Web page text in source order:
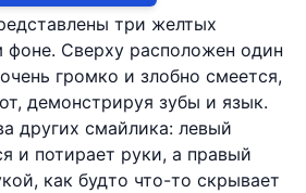
три желтых
фоне. Сверху расположен один
громко и злобно смеется,
демонстрируя зубы и язык.
других смайлика: левый
и потирает руки, а правый
как будто что-то скрывает